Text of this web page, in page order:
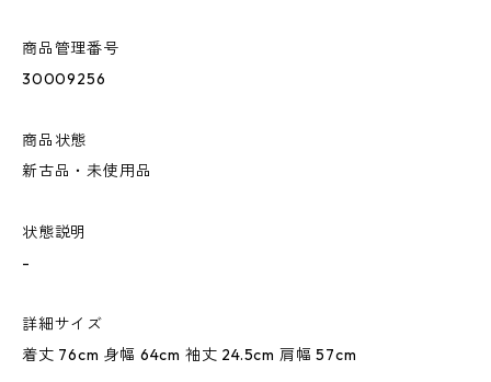
商品管理番号
30009256
商品状態
新古品・未使用品
状態説明
-
詳細サイズ
着丈 76cm 身幅 64cm 袖丈 24.5cm 肩幅 57cm